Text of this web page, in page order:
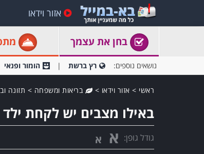
אזור וידאו
בחן את עצמך
נושאים נוספים: רץ ברשת הומור ופנאי
ראשי > אזור וידאו > בריאות ומשפחה > תזונה
באילו מצבים יש לקחת ילד
גודל גופן: א א